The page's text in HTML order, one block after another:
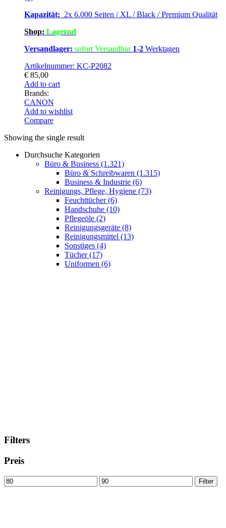
Kapazität: 2x 6.000 Seiten / XL / Black / Premium Qualität
Shop: Lagernd
Versandlager: sofort Versandbar 1-2 Werktagen
Artikelnummer: KC-P2082
€ 85,00
Add to cart
Brands:
CANON
Add to wishlist
Compare
Showing the single result
Durchsuche Kategorien
Büro & Business (1.321)
Büro & Schreibwaren (1.315)
Business & Industrie (6)
Reinigungs, Pflege, Hygiene (73)
Feuchttücher(6)
Handschuhe (10)
Pflegeöle (2)
Reinigungsgeräte (8)
Reinigungsmittel (13)
Sonstiges (4)
Tücher(17)
Uniformen (6)
Filters
Preis
Min
price
Max
price
Filter